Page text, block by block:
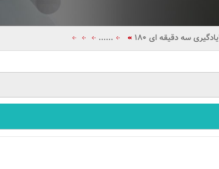
...... یادگیری سه دقیقه ای 180